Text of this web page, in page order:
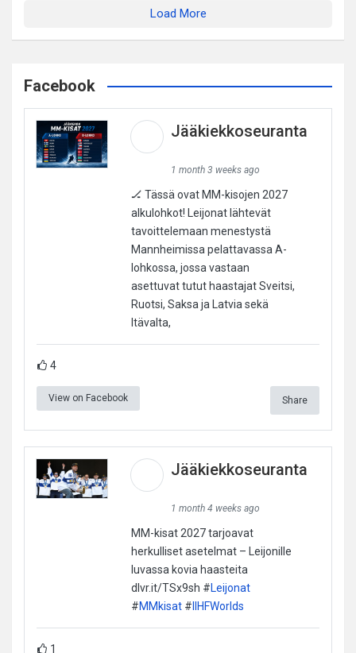
Load More
Facebook
Jääkiekkoseuranta
1 month 3 weeks ago
🏒 Tässä ovat MM-kisojen 2027
alkulohkot! Leijonat lähtevät
tavoittelemaan menestystä
Mannheimissa pelattavassa A-
lohkossa, jossa vastaan
asettuvat tutut haastajat Sveitsi,
Ruotsi, Saksa ja Latvia sekä
Itävalta,
4
View on Facebook Share
Jääkiekkoseuranta
1 month 4 weeks ago
MM-kisat 2027 tarjoavat
herkulliset asetelmat – Leijonille
luvassa kovia haasteita
dlvr.it/TSx9sh #Leijonat
#MMkisat#IIHFWorlds
1